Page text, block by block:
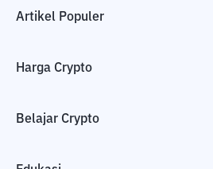
Artikel Populer
Harga Crypto
Belajar Crypto